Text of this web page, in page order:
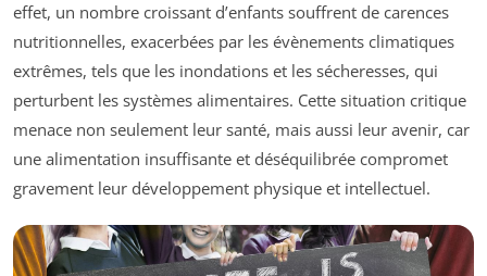
effet, un nombre croissant d’enfants souffrent de carences
nutritionnelles, exacerbées par les évènements climatiques
extrêmes, tels que les inondations et les sécheresses, qui
perturbent les systèmes alimentaires. Cette situation critique
menace non seulement leur santé, mais aussi leur avenir, car
une alimentation insuffisante et déséquilibrée compromet
gravement leur développement physique et intellectuel.